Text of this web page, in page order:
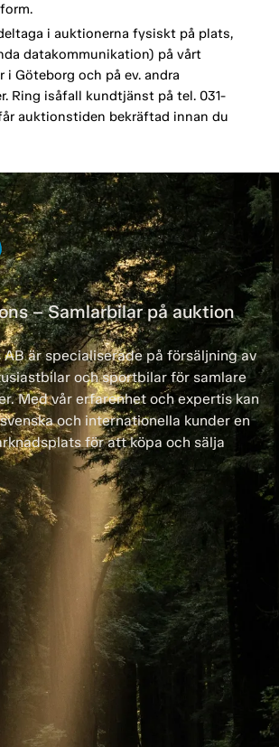
i auktionerna fysiskt på plats,
datakommunikation) på vårt
Göteborg och på ev. andra
Ring isåfall kundtjänst på tel. 031-
auktionstiden bekräftad innan du
– Samlarbilar på auktion
är specialiserade på försäljning av
och sportbilar för samlare
Med vår erfarenhet och expertis kan
och internationella kunder en
för att köpa och sälja